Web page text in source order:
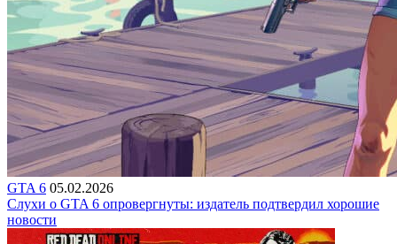
GTA 6 05.02.2026
Слухи о GTA 6 опровергнуты: издатель подтвердил хорошие
новости